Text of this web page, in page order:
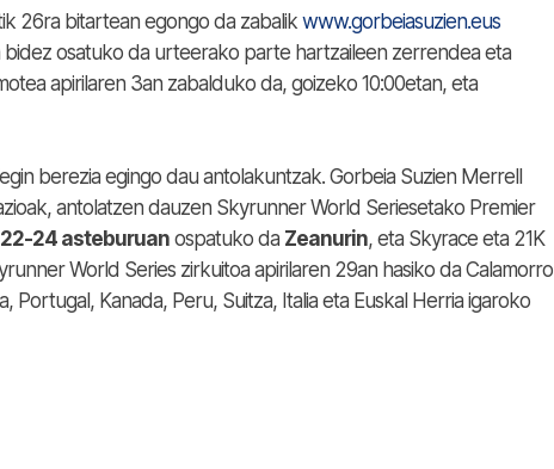
26ra bitartean egongo da zabalik www.gorbeiasuzien.eus
osatuko da urteerako parte hartzaileen zerrendea eta
apirilaren 3an zabalduko da, goizeko 10:00etan, eta
berezia egingo dau antolakuntzak. Gorbeia Suzien Merrell
antolatzen dauzen Skyrunner World Seriesetako Premier
24 asteburuan ospatuko da Zeanurin, eta Skyrace eta 21K
World Series zirkuitoa apirilaren 29an hasiko da Calamorro
Portugal, Kanada, Peru, Suitza, Italia eta Euskal Herria igaroko